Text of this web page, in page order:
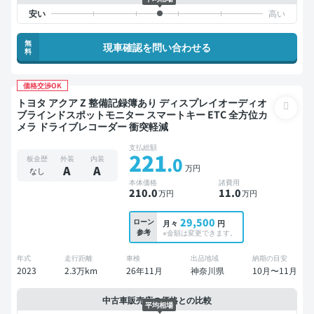
無
料
現車確認を問い合わせる
価格交渉OK
トヨタ アクア Z 整備記録簿あり ディスプレイオーディオ
ブラインドスポットモニター スマートキー ETC 全方位カ
メラ ドライブレコーダー 衝突軽減
板金歴
なし
外装
A
内装
A
支払総額
221.0 万円
本体価格
210.0万円
諸費用
11.0万円
ローン
参考
月々 29,500 円
※金額は変更できます。
年式
2023
走行距離
2.3万km
車検
26年11月
出品地域
神奈川県
納期の目安
10月〜11月
中古車販売店の価格との比較
平均相場